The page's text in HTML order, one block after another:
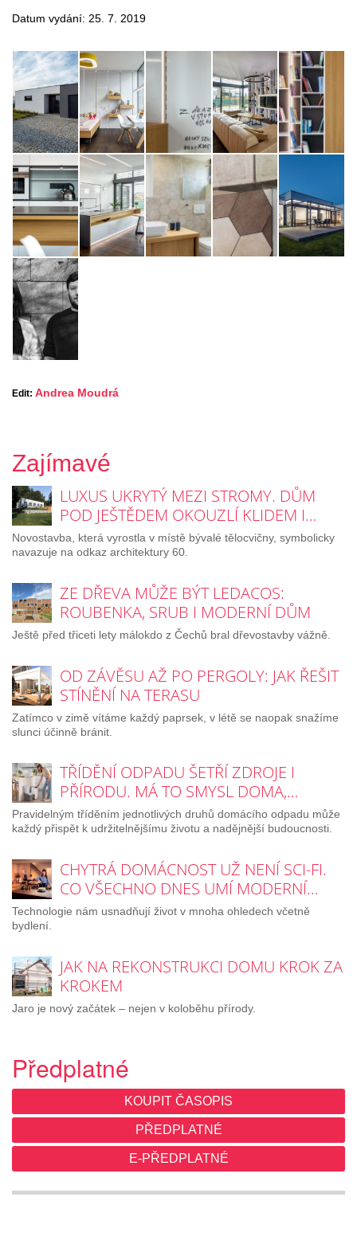
Datum vydání: 25. 7. 2019
Edit: Andrea Moudrá
Zajímavé
LUXUS UKRYTÝ MEZI STROMY. DŮM
POD JEŠTĚDEM OKOUZLÍ KLIDEM I…
Novostavba, která vyrostla v místě bývalé tělocvičny, symbolicky
navazuje na odkaz architektury 60.
ZE DŘEVA MŮŽE BÝT LEDACOS:
ROUBENKA, SRUB I MODERNÍ DŮM
Ještě před třiceti lety málokdo z Čechů bral dřevostavby vážně.
OD ZÁVĚSU AŽ PO PERGOLY: JAK ŘEŠIT
STÍNĚNÍ NA TERASU
Zatímco v zimě vítáme každý paprsek, v létě se naopak snažíme
slunci účinně bránit.
TŘÍDĚNÍ ODPADU ŠETŘÍ ZDROJE I
PŘÍRODU. MÁ TO SMYSL DOMA,…
Pravidelným tříděním jednotlivých druhů domácího odpadu může
každý přispět k udržitelnějšímu životu a nadějnější budoucnosti.
CHYTRÁ DOMÁCNOST UŽ NENÍ SCI-FI.
CO VŠECHNO DNES UMÍ MODERNÍ…
Technologie nám usnadňují život v mnoha ohledech včetně
bydlení.
JAK NA REKONSTRUKCI DOMU KROK ZA
KROKEM
Jaro je nový začátek – nejen v koloběhu přírody.
Předplatné
KOUPIT ČASOPIS
PŘEDPLATNÉ
E-PŘEDPLATNÉ